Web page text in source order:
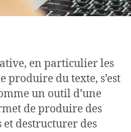
en particulier les
produire du texte, s’est
un outil d’une
de produire des
et destructurer des